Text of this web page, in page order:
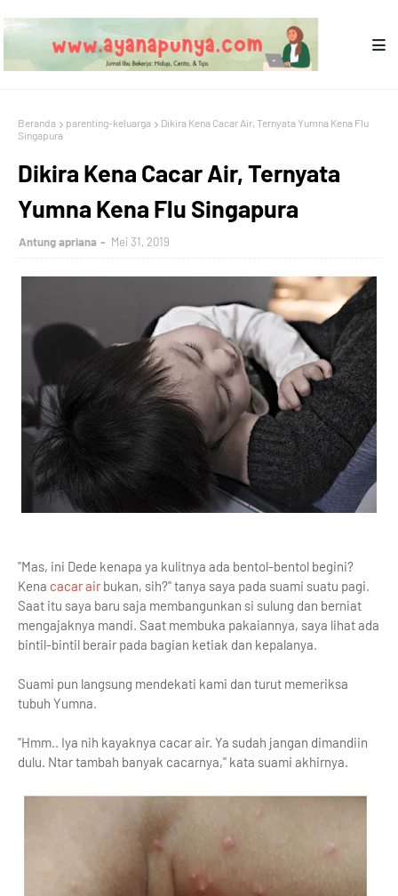
Beranda parenting-keluarga
Dikira Kena Cacar Air, Ternyata Yumna Kena Flu
Singapura
Dikira Kena Cacar Air, Ternyata
Yumna Kena Flu Singapura
Antung apriana Mei 31, 2019
"Mas, ini Dede kenapa ya kulitnya ada bentol-bentol begini?
Kena cacar air bukan, sih?" tanya saya pada suami suatu pagi.
Saat itu saya baru saja membangunkan si sulung dan berniat
mengajaknya mandi. Saat membuka pakaiannya, saya lihat ada
bintil-bintil berair pada bagian ketiak dan kepalanya.
Suami pun langsung mendekati kami dan turut memeriksa
tubuh Yumna.
"Hmm.. Iya nih kayaknya cacar air. Ya sudah jangan dimandiin
dulu. Ntar tambah banyak cacarnya," kata suami akhirnya.